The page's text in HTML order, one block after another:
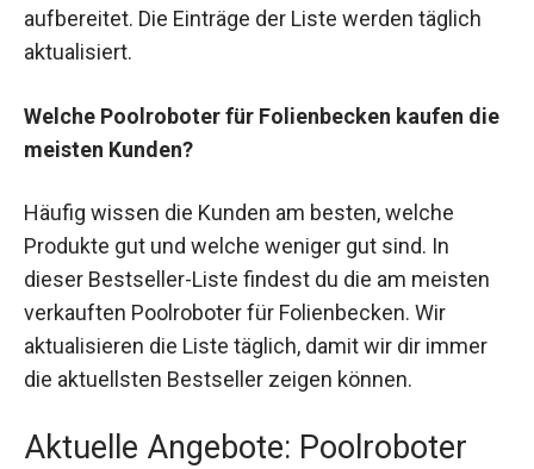
aufbereitet. Die Einträge der Liste werden täglich
aktualisiert.
Welche Poolroboter für Folienbecken kaufen die
meisten Kunden?
Häufig wissen die Kunden am besten, welche
Produkte gut und welche weniger gut sind. In
dieser Bestseller-Liste findest du die am meisten
verkauften Poolroboter für Folienbecken. Wir
aktualisieren die Liste täglich, damit wir dir immer
die aktuellsten Bestseller zeigen können.
Aktuelle Angebote: Poolroboter